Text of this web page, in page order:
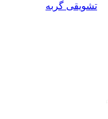
تشویقی گربه